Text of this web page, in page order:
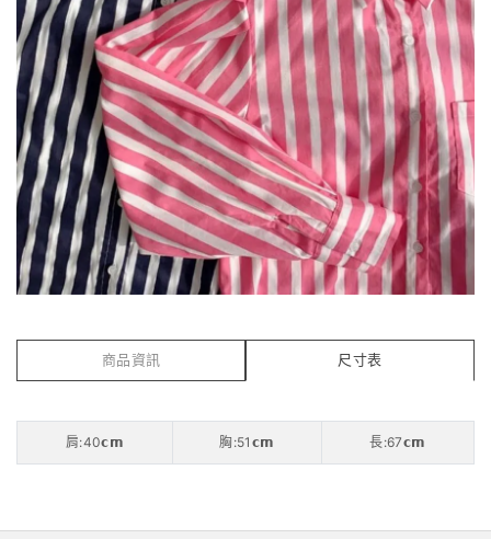
商品資訊 尺寸表
肩:40𝗰𝗺 胸:51𝗰𝗺 長:67𝗰𝗺